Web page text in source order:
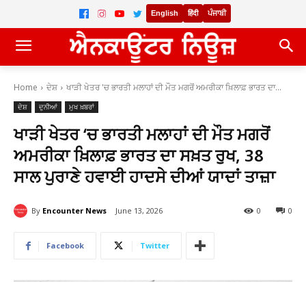
English हिंदी ਪੰਜਾਬੀ
Home ਦੇਸ਼ ਖਾੜੀ ਖੇਤਰ 'ਚ ਭਾਰਤੀ ਮਲਾਹਾਂ ਦੀ ਮੌਤ ਮਗਰੋਂ ਅਮਰੀਕਾ ਖ਼ਿਲਾਫ਼ ਭਾਰਤ ਦਾ...
ਦੇਸ਼ ਦੁਨੀਆਂ ਮੁਖ ਖ਼ਬਰਾਂ
ਖਾੜੀ ਖੇਤਰ ‘ਚ ਭਾਰਤੀ ਮਲਾਹਾਂ ਦੀ ਮੌਤ ਮਗਰੋਂ
ਅਮਰੀਕਾ ਖ਼ਿਲਾਫ਼ ਭਾਰਤ ਦਾ ਸਖ਼ਤ ਰੁਖ, 38
ਸਾਲ ਪੁਰਾਣੇ ਹਵਾਈ ਹਾਦਸੇ ਦੀਆਂ ਯਾਦਾਂ ਤਾਜ਼ਾ
By Encounter News June 13, 2026 0
0
Facebook Twitter